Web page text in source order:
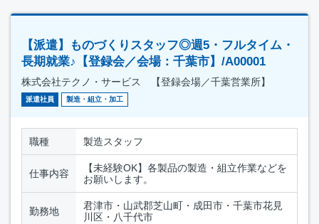
【派遣】ものづくりスタッフ◎週5・フルタイム・
長期就業♪【登録会／会場：千葉市】/A00001
株式会社テクノ・サービス 【登録会場／千葉営業所】
派遣社員 製造・組立・加工
職種 製造スタッフ
仕事内容
【未経験OK】各製品の製造・組立作業などを
お願いします。
勤務地
君津市・山武郡芝山町・成田市・千葉市花見
川区・八千代市